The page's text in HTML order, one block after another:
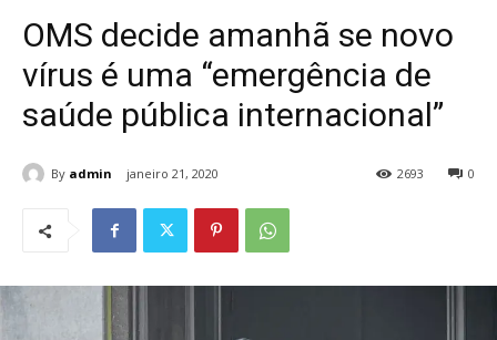
OMS decide amanhã se novo
vírus é uma “emergência de
saúde pública internacional”
By admin janeiro 21, 2020 0
2693